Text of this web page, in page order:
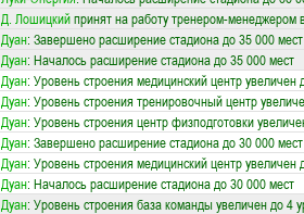
Д. Лошицкийпринят на работу тренером-менеджером
Дуан: Завершено расширение стадиона до 35 000 мест
Дуан: Началось расширение стадиона до 35 000 мест
Дуан: Уровень строения медицинский центр увеличен
Дуан: Уровень строения тренировочный центр
Дуан: Уровень строения центр физподготовки
Дуан: Завершено расширение стадиона до 30 000 мест
Дуан: Уровень строения медицинский центр увеличен
Дуан: Началось расширение стадиона до 30 000 мест
Дуан: Уровень строения база команды увеличен до 4